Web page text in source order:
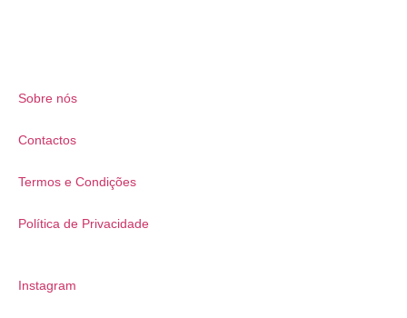
Sobre nós
Contactos
Termos e Condições
Política de Privacidade
Instagram